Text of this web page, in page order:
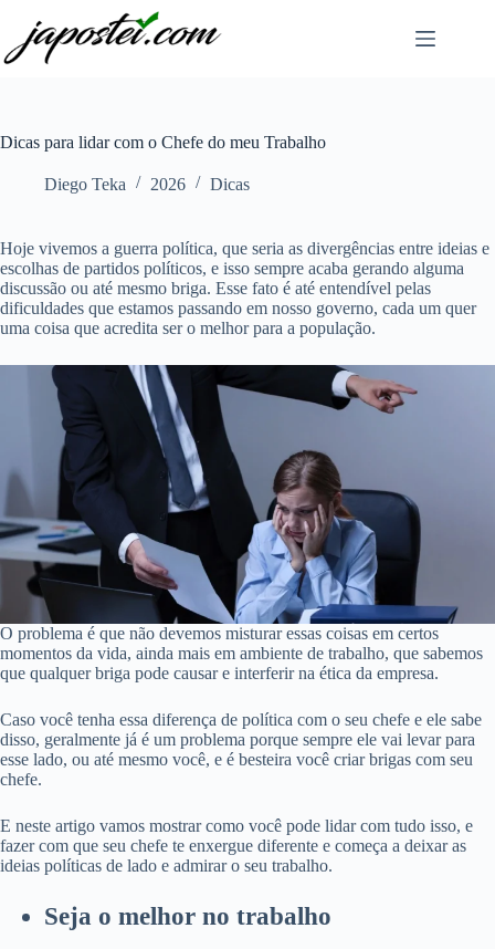
conteúdo
Dicas para lidar com o Chefe do meu Trabalho
Diego Teka 2026 Dicas
Hoje vivemos a guerra política, que seria as divergências entre ideias e
escolhas de partidos políticos, e isso sempre acaba gerando alguma
discussão ou até mesmo briga. Esse fato é até entendível pelas
dificuldades que estamos passando em nosso governo, cada um quer
uma coisa que acredita ser o melhor para a população.
O problema é que não devemos misturar essas coisas em certos
momentos da vida, ainda mais em ambiente de trabalho, que sabemos
que qualquer briga pode causar e interferir na ética da empresa.
Caso você tenha essa diferença de política com o seu chefe e ele sabe
disso, geralmente já é um problema porque sempre ele vai levar para
esse lado, ou até mesmo você, e é besteira você criar brigas com seu
chefe.
E neste artigo vamos mostrar como você pode lidar com tudo isso, e
fazer com que seu chefe te enxergue diferente e começa a deixar as
ideias políticas de lado e admirar o seu trabalho.
Seja o melhor no trabalho